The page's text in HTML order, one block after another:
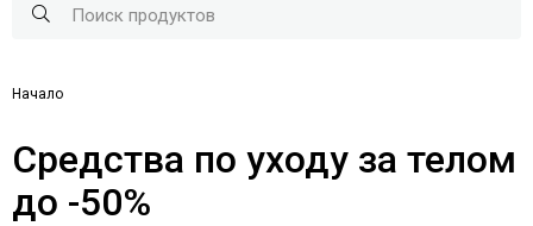
Начало
Средства по уходу за телом
до -50%